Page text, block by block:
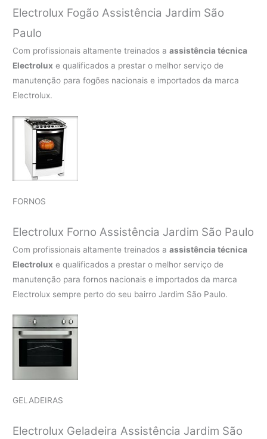
Electrolux Fogão Assistência Jardim São
Paulo
Com profissionais altamente treinados aassistência técnica
Electrolux e qualificados a prestar o melhor serviço de
manutenção para fogões nacionais e importados da marca
Electrolux.
FORNOS
Electrolux Forno Assistência Jardim São Paulo
Com profissionais altamente treinados aassistência técnica
Electrolux e qualificados a prestar o melhor serviço de
manutenção para fornos nacionais e importados da marca
Electrolux sempre perto do seu bairro Jardim São Paulo.
GELADEIRAS
Electrolux Geladeira Assistência Jardim São